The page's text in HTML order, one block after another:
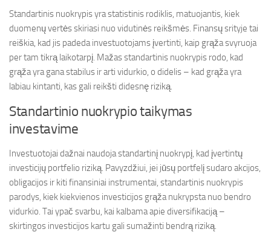
Standartinis nuokrypis yra statistinis rodiklis, matuojantis, kiek
duomenų vertės skiriasi nuo vidutinės reikšmės. Finansų srityje tai
reiškia, kad jis padeda investuotojams įvertinti, kaip grąža svyruoja
per tam tikrą laikotarpį. Mažas standartinis nuokrypis rodo, kad
grąža yra gana stabilus ir arti vidurkio, o didelis – kad grąža yra
labiau kintanti, kas gali reikšti didesnę riziką.
Standartinio nuokrypio taikymas
investavime
Investuotojai dažnai naudoja standartinį nuokrypį, kad įvertintų
investicijų portfelio riziką. Pavyzdžiui, jei jūsų portfelį sudaro akcijos,
obligacijos ir kiti finansiniai instrumentai, standartinis nuokrypis
parodys, kiek kiekvienos investicijos grąža nukrypsta nuo bendro
vidurkio. Tai ypač svarbu, kai kalbama apie diversifikaciją –
skirtingos investicijos kartu gali sumažinti bendrą riziką.